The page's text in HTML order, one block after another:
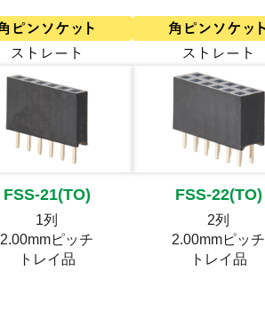
FSS-21(TO)
1列
2.00mmピッチ
トレイ品
FSS-22(TO)
2列
2.00mmピッチ
トレイ品